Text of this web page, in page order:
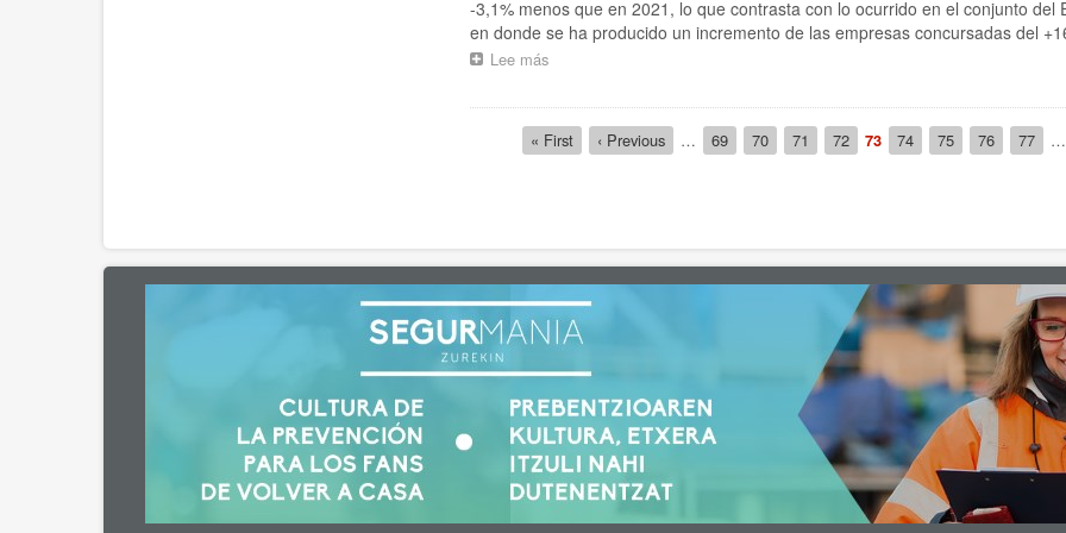
-3,1% menos que en 2021, lo que contrasta con lo ocurrido en el conjunto del
en donde se ha producido un incremento de las empresas concursadas del
Lee mássobre
número
de
empresas
en
enero,
aunque
menos
que
año
pasado,
mientras
que
el
de
Paginación
Primera
página
« First
Página
anterior
‹ Previous … Página
69 Página
70 Página
71 Página
72
Página
actual
73 Página
74 Página
75 Página
76 Página
77 …